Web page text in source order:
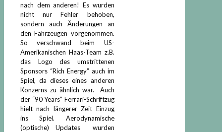
nach dem anderen! Es wurden
nicht nur Fehler behoben,
sondern auch Änderungen an
den Fahrzeugen vorgenommen.
So verschwand beim US-
Amerikanischen Haas-Team z.B.
das Logo des umstrittenen
Sponsors “Rich Energy” auch im
Spiel, da dieses eines anderen
Konzerns zu ähnlich war. Auch
der “90 Years” Ferrari-Schriftzug
hielt nach längerer Zeit Einzug
ins Spiel. Aerodynamische
(optische) Updates wurden